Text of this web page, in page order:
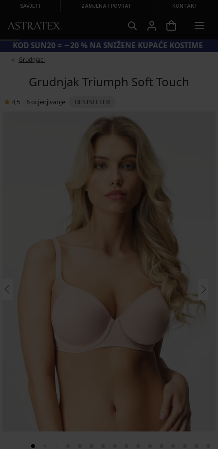
SAVJETI ZAMJENA I POVRAT KONTAKT
KOD SUN20 = −20 % NA SNIŽENE KUPAĆE KOSTIME
Grudnjaci
Grudnjak Triumph Soft Touch
4,5 6 ocjenjivanje BESTSELLER